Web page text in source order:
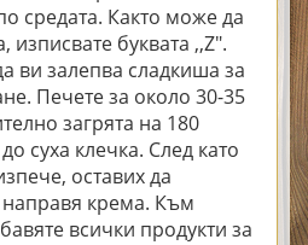
средата. Както може да
изписвате буквата ,,Z".
ви залепва сладкиша за
Печете за около 30-35
загрята на 180
суха клечка. След като
оставих да
направя крема. Към
всички продукти за